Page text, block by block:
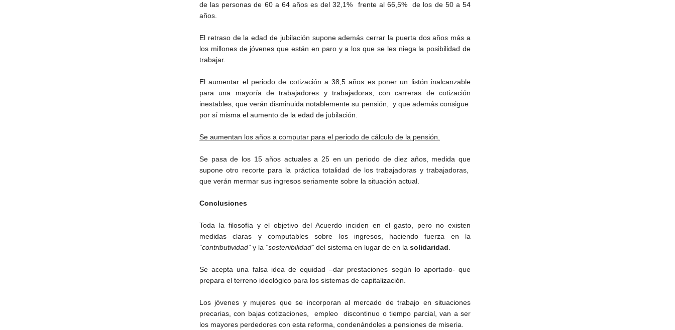
de las personas de 60 a 64 años es del 32,1% frente al 66,5% de los de 50 a 54
años.
El retraso de la edad de jubilación supone además cerrar la puerta dos años más a
los millones de jóvenes que están en paro y a los que se les niega la posibilidad de
trabajar.
El aumentar el periodo de cotización a 38,5 años es poner un listón inalcanzable
para una mayoría de trabajadores y trabajadoras, con carreras de cotización
inestables, que verán disminuida notablemente su pensión, y que además consigue
por sí misma el aumento de la edad de jubilación.
Se aumentan los años a computar para el periodo de cálculo de la pensión.
Se pasa de los 15 años actuales a 25 en un periodo de diez años, medida que
supone otro recorte para la práctica totalidad de los trabajadoras y trabajadoras,
que verán mermar sus ingresos seriamente sobre la situación actual.
Conclusiones
Toda la filosofía y el objetivo del Acuerdo inciden en el gasto, pero no existen
medidas claras y computables sobre los ingresos, haciendo fuerza en la
“contributividad” y la “sostenibilidad” del sistema en lugar de en la solidaridad
Se acepta una falsa idea de equidad –dar prestaciones según lo aportado- que
prepara el terreno ideológico para los sistemas de capitalización.
Los jóvenes y mujeres que se incorporan al mercado de trabajo en situaciones
precarias, con bajas cotizaciones, empleo discontinuo o tiempo parcial, van a ser
los mayores perdedores con esta reforma, condenándoles a pensiones de miseria.